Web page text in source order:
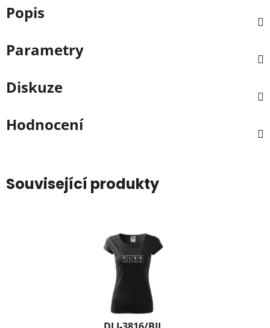
Popis
Parametry
Diskuze
Hodnocení
Související produkty